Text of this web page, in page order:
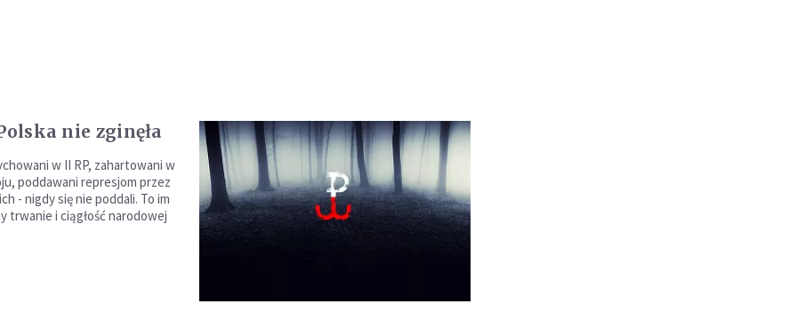
nie zginęła
w II RP, zahartowani w
poddawani represjom przez
- nigdy się nie poddali. To im
trwanie i ciągłość narodowej